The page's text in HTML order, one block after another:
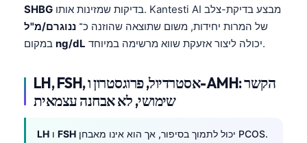
SHBG
של המרות יחידות, משום שתוצאה שהוזנה כ־ ננוגרם/מ"ל
ng/dL יכולה ליצור אזעקת שווא מרשימה במיוחד.
LH, FSH, אסטרדיול, פרוגסטרון ו-AMH: הקשר
שימושי, לא אבחנה עצמאית
LH FSH